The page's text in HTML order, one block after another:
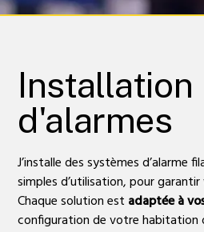
Installation
d'alarmes
J’installe des systèmes d’alarme
simples d’utilisation, pour
Chaque solution est adaptée à
configuration de votre habitation